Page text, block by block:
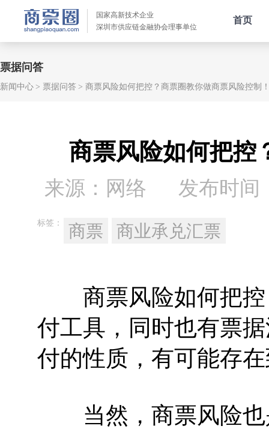
国家高新技术企业
深圳市供应链金融协会理事单位
首页
票据问答
新闻中心 票据问答 商票风险如何把控？商票圈教你做商票风险控制
商票风险如何把控
来源：网络 发布时间
标签： 商票 商业承兑汇票
商票风险如何把控
付工具，同时也有票
付的性质，有可能存
当然，商票风险也